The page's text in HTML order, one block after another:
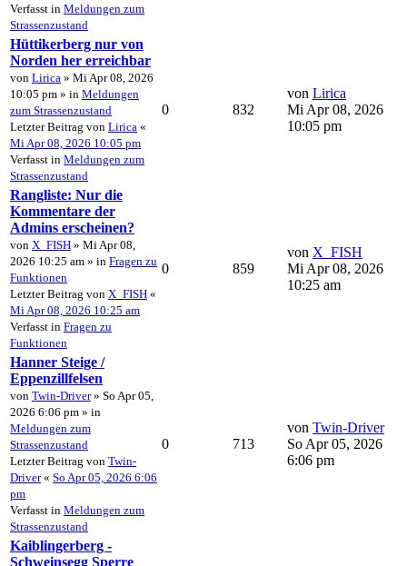
Verfasst in Meldungen zum
Strassenzustand
Hüttikerberg nur von
Norden her erreichbar
von Lirica » Mi Apr 08, 2026
10:05 pm » in Meldungen
zum Strassenzustand
Letzter Beitrag von Lirica «
Mi Apr 08, 2026 10:05 pm
Verfasst in Meldungen zum
Strassenzustand
0 832
von Lirica
Mi Apr 08, 2026
10:05 pm
Rangliste: Nur die
Kommentare der
Admins erscheinen?
von X_FISH » Mi Apr 08,
2026 10:25 am » in Fragen zu
Funktionen
Letzter Beitrag von X_FISH «
Mi Apr 08, 2026 10:25 am
Verfasst in Fragen zu
Funktionen
0 859
von X_FISH
Mi Apr 08, 2026
10:25 am
Hanner Steige /
Eppenzillfelsen
von Twin-Driver» So Apr 05,
2026 6:06 pm » in
Meldungen zum
Strassenzustand
Letzter Beitrag von Twin-
Driver« So Apr 05, 2026 6:06
pm
Verfasst in Meldungen zum
Strassenzustand
0 713
von Twin-Driver
So Apr 05, 2026
6:06 pm
Kaiblingerberg -
Schweinsegg Sperre